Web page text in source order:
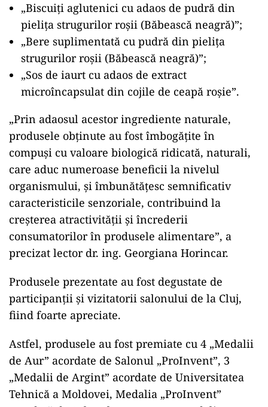
„Biscuiți aglutenici cu adaos de pudră din
pielița strugurilor roșii (Băbească neagră)”;
„Bere suplimentată cu pudră din pielița
strugurilor roșii (Băbească neagră)”;
„Sos de iaurt cu adaos de extract
microîncapsulat din cojile de ceapă roșie”.
„Prin adaosul acestor ingrediente naturale,
produsele obținute au fost îmbogățite în
compuși cu valoare biologică ridicată, naturali,
care aduc numeroase beneficii la nivelul
organismului, și îmbunătățesc semnificativ
caracteristicile senzoriale, contribuind la
creșterea atractivității și încrederii
consumatorilor în produsele alimentare”, a
precizat lector dr. ing. Georgiana Horincar.
Produsele prezentate au fost degustate de
participanții și vizitatorii salonului de la Cluj,
fiind foarte apreciate.
Astfel, produsele au fost premiate cu 4 „Medalii
de Aur” acordate de Salonul „ProInvent”, 3
„Medalii de Argint” acordate de Universitatea
Tehnică a Moldovei, Medalia „ProInvent”